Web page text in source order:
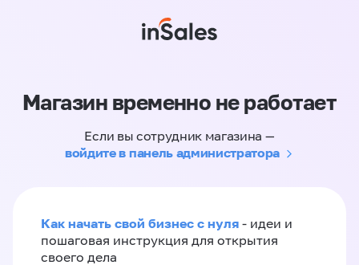
Магазин временно не работает
Если вы сотрудник магазина —
войдите в панель администратора
Как начать свой бизнес с нуля - идеи и
пошаговая инструкция для открытия
своего дела